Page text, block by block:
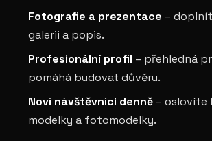
Fotografie a prezentace –
galerii a popis.
Profesionální profil – přehledná
pomáhá budovat důvěru.
Noví návštěvníci denně – oslovíte
modelky a fotomodelky.